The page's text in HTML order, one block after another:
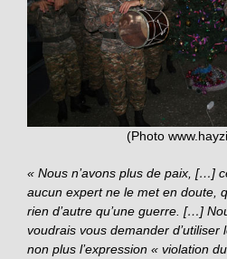
(Photo
« Nous n’avons plus de paix, […]
aucun expert ne le met en doute,
rien d’autre qu’une guerre. […]
voudrais vous demander
non plus l’expression « violation